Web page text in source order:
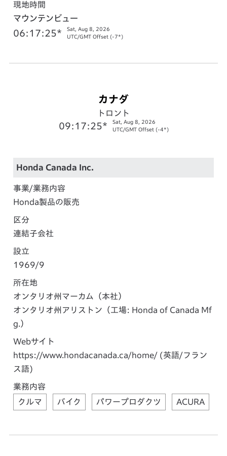
現地時間
マウンテンビュー
06:17:26*
Sat, Aug 8, 2026
UTC/GMT Offset (-7*)
カナダ
トロント
09:17:26*
Sat, Aug 8, 2026
UTC/GMT Offset (-4*)
Honda Canada Inc.
事業/業務内容
Honda製品の販売
区分
連結子会社
設立
1969/9
所在地
オンタリオ州マーカム（本社）
オンタリオ州アリストン（工場: Honda of Canada Mf
g.）
Webサイト
https://www.hondacanada.ca/home/(英語/フラン
ス語)
業務内容
クルマ
バイク パワープロダクツ ACURA